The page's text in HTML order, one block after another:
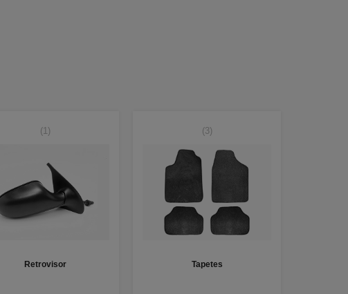
(1)
Retrovisor
(3)
Tapetes